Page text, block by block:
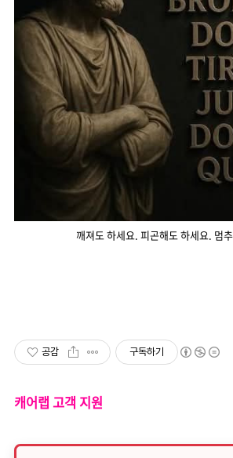
깨져도 하세요. 피곤해도 하세요. 멈
공감 구독하기
캐어랩 고객 지원